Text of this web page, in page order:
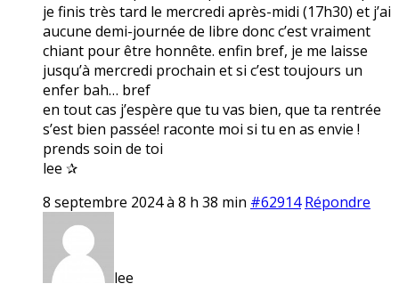
je finis très tard le mercredi après-midi (17h30) et j’ai
aucune demi-journée de libre donc c’est vraiment
chiant pour être honnête. enfin bref, je me laisse
jusqu’à mercredi prochain et si c’est toujours un
enfer bah… bref
en tout cas j’espère que tu vas bien, que ta rentrée
s’est bien passée! raconte moi si tu en as envie !
prends soin de toi
lee ✰
8 septembre 2024 à 8 h 38 min #62914 Répondre
lee